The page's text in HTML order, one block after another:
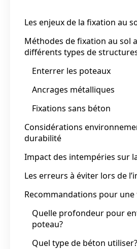
Les enjeux de la fixation au
Méthodes de fixation au sol
différents types de
Enterrer les poteaux
Ancrages métalliques
Fixations sans béton
Considérations
durabilité
Impact des intempéries sur
Les erreurs à éviter lors de
Recommandations pour
Quelle profondeur pour
poteau?
Quel type de béton utiliser?